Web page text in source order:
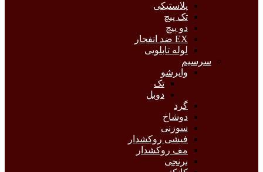
پلاستیکی
تک پیچ
دو پیچ
EX ضد انفجار
لوله تابلویی
سرسیم
وایرشو
تک
دوبل
گرد
دوشاخ
سوزنی
فیشی روکشدار
مف روکشدار
برنجی